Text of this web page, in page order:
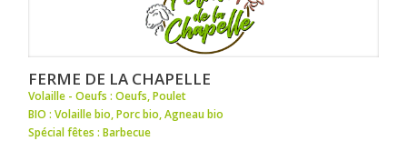
FERME DE LA CHAPELLE
Volaille - Oeufs : Oeufs,Poulet
BIO : Volaille bio,Porc bio,Agneau bio
Spécial fêtes : Barbecue